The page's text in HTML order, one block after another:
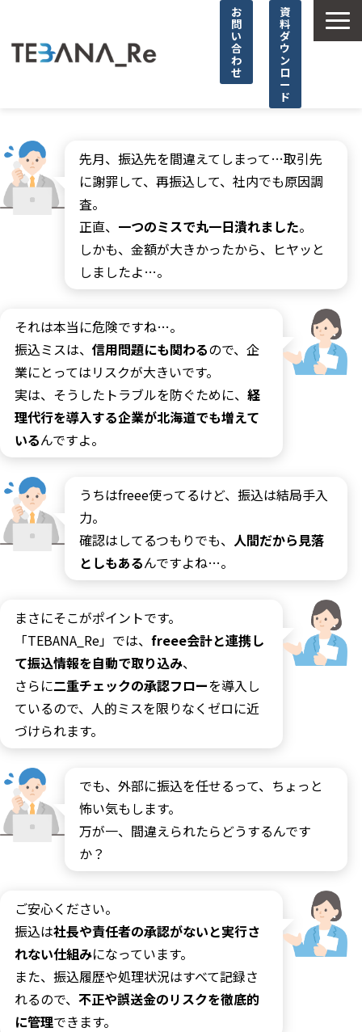
お
問
い
合
わ
せ
資
料
ダ
ウ
ン
ロ
ー
ド
選ばれる理由
サービス詳細
やっぱり！TEBANA_Re
先月、振込先を間違えてしまって…取引先
に謝罪して、再振込して、社内でも原因調
査。
正直、 一つのミスで丸一日潰れました。
しかも、金額が大きかったから、ヒヤッと
しましたよ…。
それは本当に危険ですね…。
振込ミスは、 信用問題にも関わるので、企
業にとってはリスクが大きいです。
実は、そうしたトラブルを防ぐために、 経
理代行を導入する企業が北海道でも増えて
いるんですよ。
うちはfreee使ってるけど、振込は結局手入
力。
確認はしてるつもりでも、 人間だから見落
としもあるんですよね…。
まさにそこがポイントです。
「TEBANA_Re」では、 freee会計と連携し
て振込情報を自動で取り込み、
さらに二重チェックの承認フローを導入し
ているので、人的ミスを限りなくゼロに近
づけられます。
でも、外部に振込を任せるって、ちょっと
怖い気もします。
万が一、間違えられたらどうするんです
か？
ご安心ください。
振込は社長や責任者の承認がないと実行さ
れない仕組みになっています。
また、振込履歴や処理状況はすべて記録さ
れるので、 不正や誤送金のリスクを徹底的
に管理できます。